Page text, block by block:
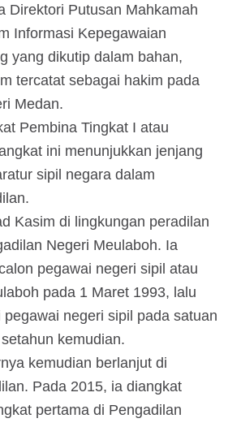
Direktori Putusan Mahkamah
Informasi Kepegawaian
yang dikutip dalam bahan,
tercatat sebagai hakim pada
Medan.
Pembina Tingkat I atau
ini menunjukkan jenjang
sipil negara dalam
Kasim di lingkungan peradilan
Negeri Meulaboh. Ia
pegawai negeri sipil atau
pada 1 Maret 1993, lalu
negeri sipil pada satuan
kemudian.
kemudian berlanjut di
Pada 2015, ia diangkat
pertama di Pengadilan